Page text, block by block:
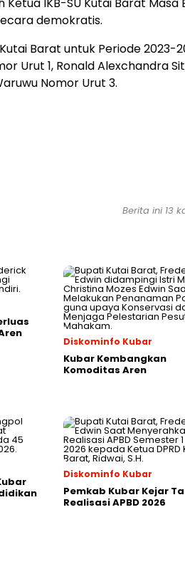
demokratis.
Barat untuk Periode 2023-
Urut 1, Ronald Alexchandra
Nomor Urut 3.
Berita ini 13
Diskominfo Kubar
Kubar Kembangkan
Komoditas Aren
Diskominfo Kubar
Pemkab Kubar Kejar
Realisasi APBD 2026